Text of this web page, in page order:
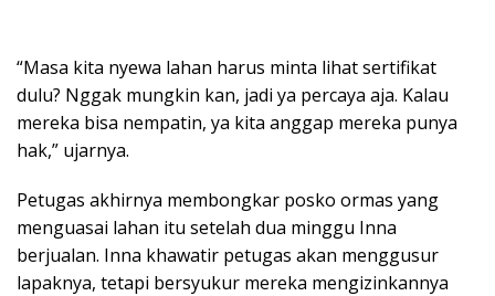
“Masa kita nyewa lahan harus minta lihat sertifikat
dulu? Nggak mungkin kan, jadi ya percaya aja. Kalau
mereka bisa nempatin, ya kita anggap mereka punya
hak,” ujarnya.
Petugas akhirnya membongkar posko ormas yang
menguasai lahan itu setelah dua minggu Inna
berjualan. Inna khawatir petugas akan menggusur
lapaknya, tetapi bersyukur mereka mengizinkannya